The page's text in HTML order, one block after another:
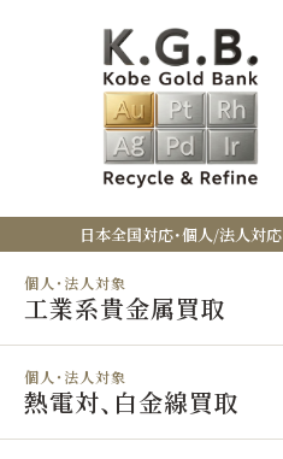
日本全国対応・個人/法人対応
個人・法人対象
工業系貴金属買取
個人・法人対象
熱電対、白金線買取